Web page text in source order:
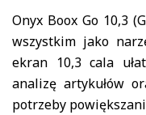
Onyx Boox Go 10,3
wszystkim jako
ekran 10,3 cala
analizę artykułów
potrzeby